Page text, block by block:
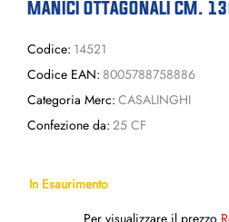
MANICI OTTAGONALI CM.
Codice: 14521
Codice EAN: 8005788758886
Categoria Merc: CASALINGHI
Confezione da: 25 CF
In Esaurimento
Per visualizzare il prezzo